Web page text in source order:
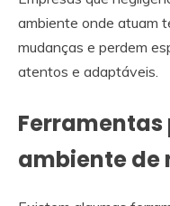
ambiente onde atuam
mudanças e perdem
atentos e adaptáveis.
ambiente de